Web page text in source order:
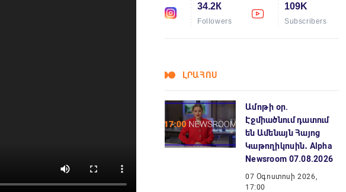
34.2К
Followers
109K
Subscribers
ԼՐԱՀՈՍ
Ամոթի օր.
Էջմիածնում դատում
են Ամենայն Հայոց
Կաթողիկոսին․ Alpha
Newsroom 07.08.2026
07 Օգոստոսի 2026,
17:00